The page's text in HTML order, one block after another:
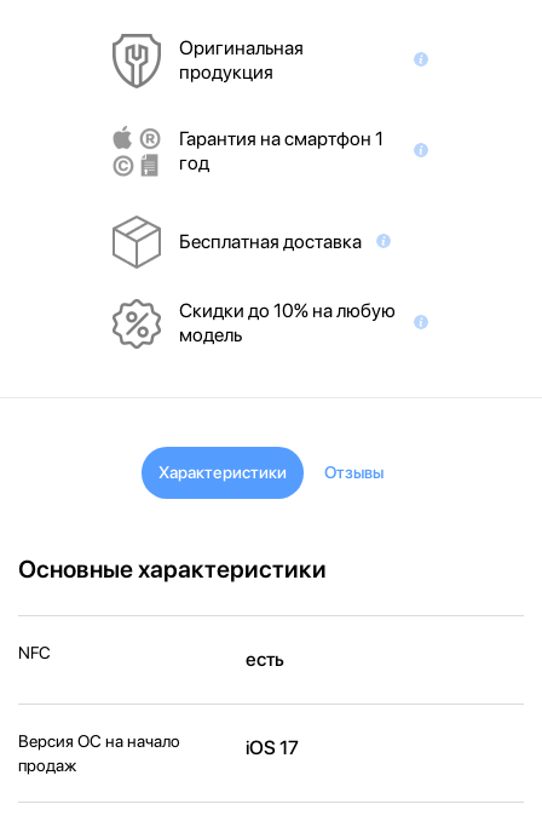
Оригинальная
продукция
Гарантия на смартфон 1
год
Бесплатная доставка
Скидки до 10% на любую
модель
Характеристики Отзывы
Основные характеристики
NFC есть
Версия ОС на начало
продаж
iOS 17